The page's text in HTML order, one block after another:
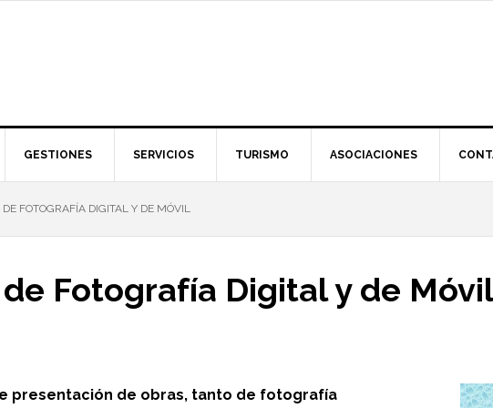
GESTIONES SERVICIOS TURISMO ASOCIACIONES
DE FOTOGRAFÍA DIGITAL Y DE MÓVIL
de Fotografía Digital y de Móvil
presentación de obras, tanto de fotografía